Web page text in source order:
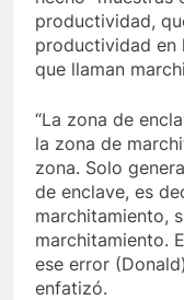
productividad,
productividad en
que llaman
“La zona de
la zona de
zona. Solo
de enclave, es
marchitamiento,
marchitamiento.
ese error
enfatizó.